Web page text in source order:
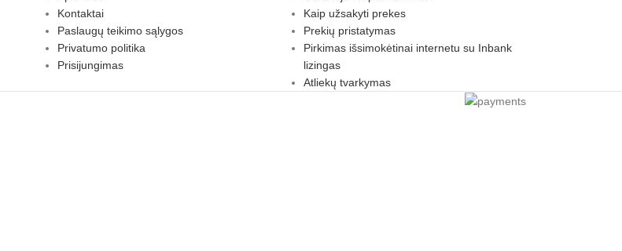
Kontaktai
Paslaugų teikimo sąlygos
Privatumo politika
Prisijungimas
Kaip užsakyti prekes
Prekių pristatymas
Pirkimas išsimokėtinai internetu su Inbank
lizingas
Atliekų tvarkymas